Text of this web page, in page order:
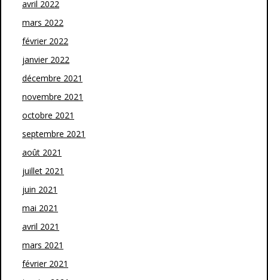
avril 2022
mars 2022
février 2022
janvier 2022
décembre 2021
novembre 2021
octobre 2021
septembre 2021
août 2021
juillet 2021
juin 2021
mai 2021
avril 2021
mars 2021
février 2021